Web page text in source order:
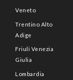
Veneto
Trentino Alto
Adige
Friuli Venezia
Giulia
Lombardia